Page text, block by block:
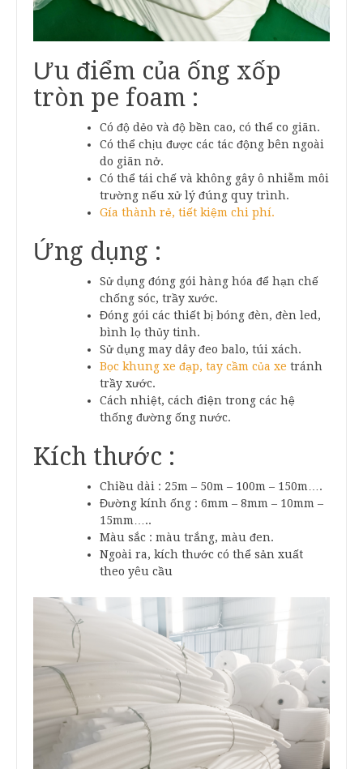
Ưu điểm của ống xốp
tròn pe foam :
Có độ dẻo và độ bền cao, có thể co giãn.
Có thể chịu được các tác động bên ngoài
do giãn nở.
Có thể tái chế và không gây ô nhiễm môi
trường nếu xử lý đúng quy trình.
Gía thành rẻ, tiết kiệm chi phí.
Ứng dụng :
Sử dụng đóng gói hàng hóa để hạn chế
chống sóc, trầy xước.
Đóng gói các thiết bị bóng đèn, đèn led,
bình lọ thủy tinh.
Sử dụng may dây đeo balo, túi xách.
Bọc khung xe đạp, tay cầm của xe tránh
trầy xước.
Cách nhiệt, cách điện trong các hệ
thống đường ống nước.
Kích thước :
Chiều dài : 25m – 50m – 100m – 150m….
Đường kính ống : 6mm – 8mm – 10mm –
15mm…..
Màu sắc : màu trắng, màu đen.
Ngoài ra, kích thước có thể sản xuất
theo yêu cầu